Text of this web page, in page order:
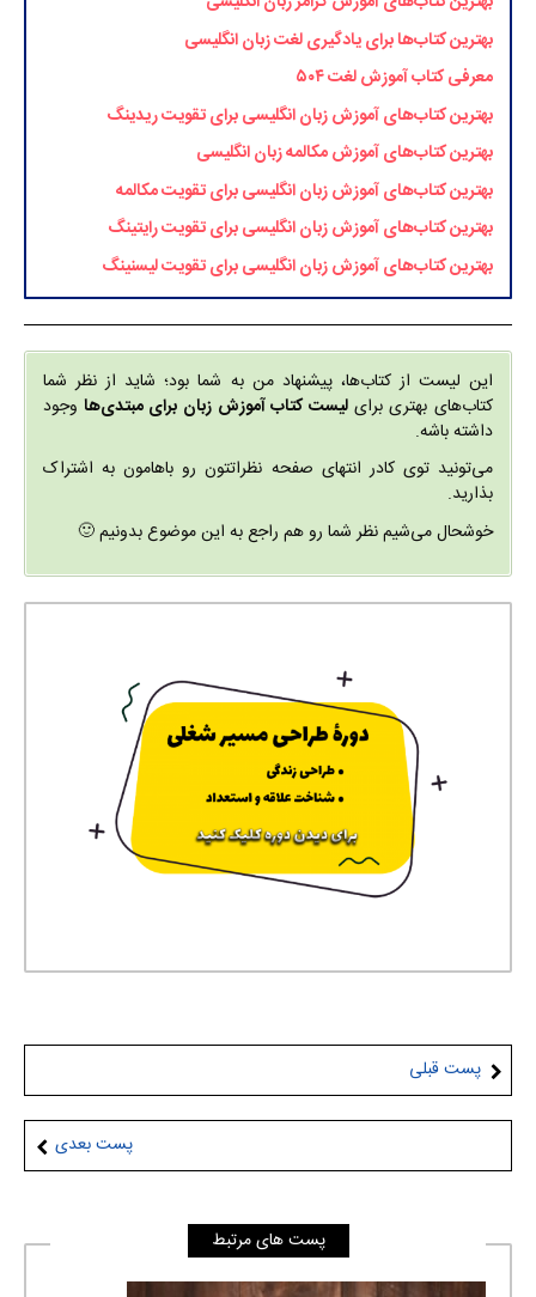
بهترین کتاب‌ها برای یادگیری لغت زبان انگلیسی
معرفی کتاب آموزش لغت ۵۰۴
بهترین کتاب‌های آموزش زبان انگلیسی برای تقویت ریدینگ
بهترین کتاب‌های آموزش مکالمه زبان انگلیسی
بهترین کتاب‌های آموزش زبان انگلیسی برای تقویت مکالمه
بهترین کتاب‌های آموزش زبان انگلیسی برای تقویت رایتینگ
بهترین کتاب‌های آموزش زبان انگلیسی برای تقویت لیسنینگ
این لیست از کتاب‌ها، پیشنهاد من به شما بود؛ شاید از نظر شما
کتاب‌های بهتری برای لیست کتاب‌ آموزش زبان برای مبتدی‌ها وجود
داشته باشه.
می‌تونید توی کادر انتهای صفحه نظراتتون رو باهامون به اشتراک
بذارید.
خوشحال می‌شیم نظر شما رو هم راجع به این موضوع بدونیم 🙂
پست قبلی
پست بعدی
پست های مرتبط